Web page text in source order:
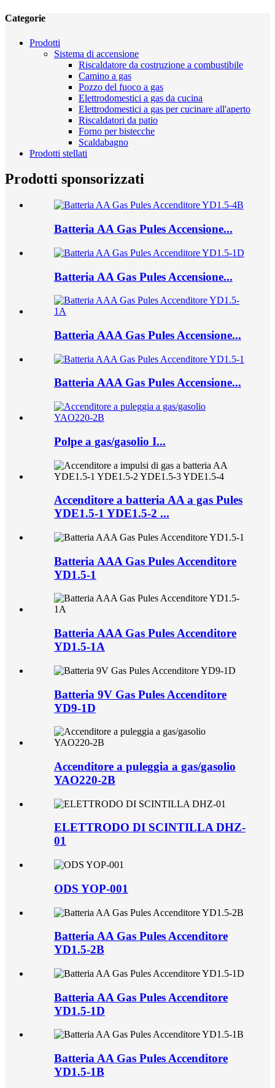
Categorie
Prodotti
Sistema di accensione
Riscaldatore da costruzione a combustibile
Camino a gas
Pozzo del fuoco a gas
Elettrodomestici a gas da cucina
Elettrodomestici a gas per cucinare all'aperto
Riscaldatori da patio
Forno per bistecche
Scaldabagno
Prodotti stellati
Prodotti sponsorizzati
Batteria AA Gas Pules Accensione...
Batteria AA Gas Pules Accensione...
Batteria AAA Gas Pules Accensione...
Batteria AAA Gas Pules Accensione...
Polpe a gas/gasolio I...
Accenditore a batteria AA a gas Pules
YDE1.5-1 YDE1.5-2 ...
Batteria AAA Gas Pules Accenditore
YD1.5-1
Batteria AAA Gas Pules Accenditore
YD1.5-1A
Batteria 9V Gas Pules Accenditore
YD9-1D
Accenditore a puleggia a gas/gasolio
YAO220-2B
ELETTRODO DI SCINTILLA DHZ-
01
ODS YOP-001
Batteria AA Gas Pules Accenditore
YD1.5-2B
Batteria AA Gas Pules Accenditore
YD1.5-1D
Batteria AA Gas Pules Accenditore
YD1.5-1B